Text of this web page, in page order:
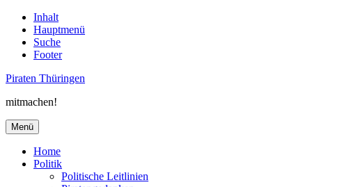
Inhalt
Hauptmenü
Suche
Footer
Piraten Thüringen
mitmachen!
Menü
Home
Politik
Politische Leitlinien